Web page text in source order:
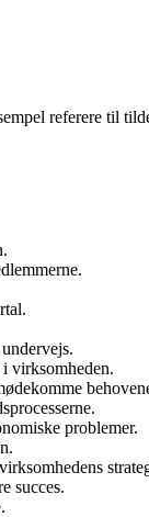
referere
virksomheden.
problemer.
succes.